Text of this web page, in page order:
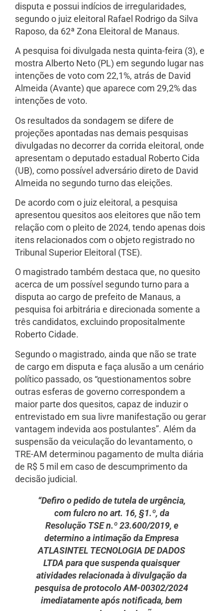
disputa e possui indícios de irregularidades,
segundo o juiz eleitoral Rafael Rodrigo da Silva
Raposo, da 62ª Zona Eleitoral de Manaus.
A pesquisa foi divulgada nesta quinta-feira (3), e
mostra Alberto Neto (PL) em segundo lugar nas
intenções de voto com 22,1%, atrás de David
Almeida (Avante) que aparece com 29,2% das
intenções de voto.
Os resultados da sondagem se difere de
projeções apontadas nas demais pesquisas
divulgadas no decorrer da corrida eleitoral, onde
apresentam o deputado estadual Roberto Cida
(UB), como possível adversário direto de David
Almeida no segundo turno das eleições.
De acordo com o juiz eleitoral, a pesquisa
apresentou quesitos aos eleitores que não tem
relação com o pleito de 2024, tendo apenas dois
itens relacionados com o objeto registrado no
Tribunal Superior Eleitoral (TSE).
O magistrado também destaca que, no quesito
acerca de um possível segundo turno para a
disputa ao cargo de prefeito de Manaus, a
pesquisa foi arbitrária e direcionada somente a
três candidatos, excluindo propositalmente
Roberto Cidade.
Segundo o magistrado, ainda que não se trate
de cargo em disputa e faça alusão a um cenário
político passado, os “questionamentos sobre
outras esferas de governo correspondem a
maior parte dos quesitos, capaz de induzir o
entrevistado em sua livre manifestação ou gerar
vantagem indevida aos postulantes”. Além da
suspensão da veiculação do levantamento, o
TRE-AM determinou pagamento de multa diária
de R$ 5 mil em caso de descumprimento da
decisão judicial.
“Defiro o pedido de tutela de urgência,
com fulcro no art. 16, §1.º, da
Resolução TSE n.º 23.600/2019, e
determino a intimação da Empresa
ATLASINTEL TECNOLOGIA DE DADOS
LTDA para que suspenda quaisquer
atividades relacionada à divulgação da
pesquisa de protocolo AM-00302/2024
imediatamente após notificada, bem